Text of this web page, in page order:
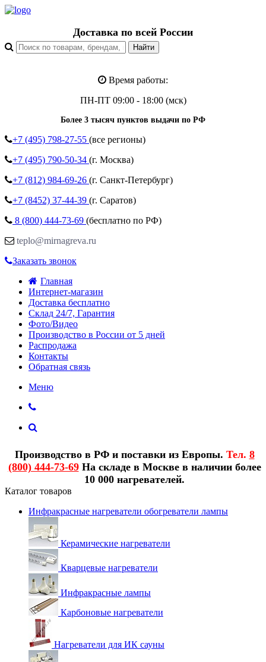
Доставка по всей России
Время работы:
ПН-ПТ 09:00 - 18:00 (мск)
Более 3 тысяч пунктов выдачи по РФ
+7 (495) 798-27-55 (все регионы)
+7 (495) 790-50-34 (г. Москва)
+7 (812) 984-69-26 (г. Санкт-Петербург)
+7 (8452) 37-44-39 (г. Саратов)
8 (800) 444-73-69 (бесплатно по РФ)
teplo@mirnagreva.ru
Заказать звонок
Главная
Интернет-магазин
Доставка бесплатно
Склад 24/7, Гарантия
Фото/Видео
Производство в России от 5 дней
Распродажа
Контакты
Обратная связь
Меню
Производство в РФ и поставки из Европы. Тел. 8
(800) 444-73-69На складе в Москве в наличии более
10 000 нагревателей.
Каталог товаров
Инфракрасные нагреватели обогреватели лампы
Керамические нагреватели
Кварцевые нагреватели
Инфракрасные лампы
Карбоновые нагреватели
Нагреватели для ИК сауны